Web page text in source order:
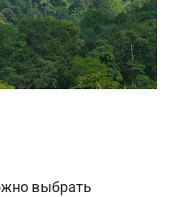
выбрать